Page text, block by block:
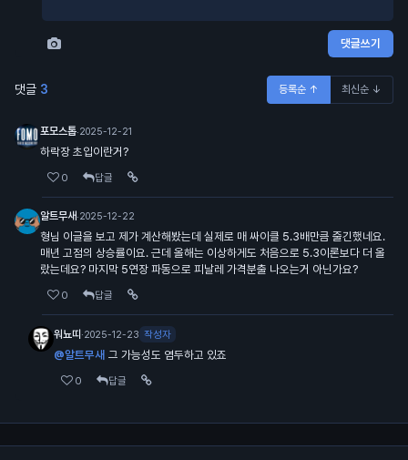
댓글쓰기
댓글 3 등록순 ↑ 최신순 ↓
포모스톱·2025-12-21
하락장 초입이란거?
0 답글
알트무새·2025-12-22
형님 이글을 보고 제가 계산해봤는데 실제로 매 싸이클 5.3배만큼 줄긴했네요.
매년 고점의 상승률이요. 근데 올해는 이상하게도 처음으로 5.3이론보다 더 올
랐는데요? 마지막 5연장 파동으로 피날레 가격분출 나오는거 아닌가요?
0 답글
워뇨띠 ·2025-12-23 작성자
@알트무새 그 가능성도 염두하고 있죠
0 답글